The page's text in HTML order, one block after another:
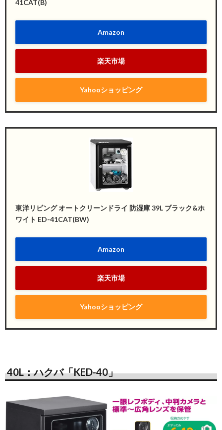
41CAT(B)
Amazon
楽天市場
Yahooショッピング
東洋リビング オートクリーンドライ 防湿庫 39L ブラック&ホ
ワイト ED-41CAT(BW)
Amazon
楽天市場
Yahooショッピング
40L：ハクバ「KED-40」